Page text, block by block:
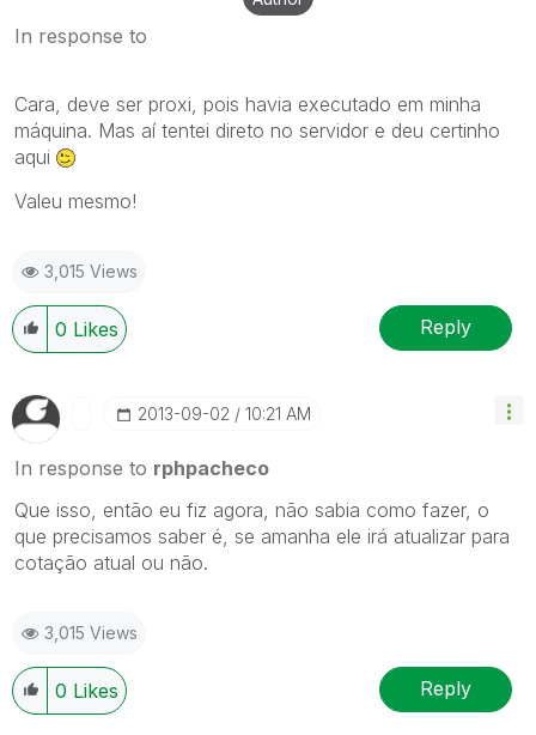
In response to
Cara, deve ser proxi, pois havia executado em minha
máquina. Mas aí tentei direto no servidor e deu certinho
aqui
Valeu mesmo!
3,015 Views
0 Likes Reply
‎2013-09-02 10:21 AM
In response to rphpacheco
Que isso, então eu fiz agora, não sabia como fazer, o
que precisamos saber é, se amanha ele irá atualizar para
cotação atual ou não.
3,015 Views
0 Likes Reply